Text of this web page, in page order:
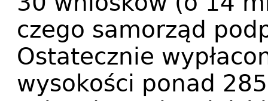
czego samorząd
Ostatecznie
wysokości ponad